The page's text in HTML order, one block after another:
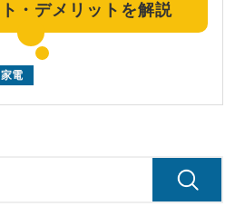
ト・デメリットを解説
家電